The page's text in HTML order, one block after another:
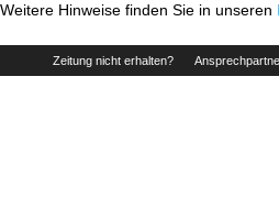
Weitere Hinweise finden Sie in unseren
Zeitung nicht erhalten?